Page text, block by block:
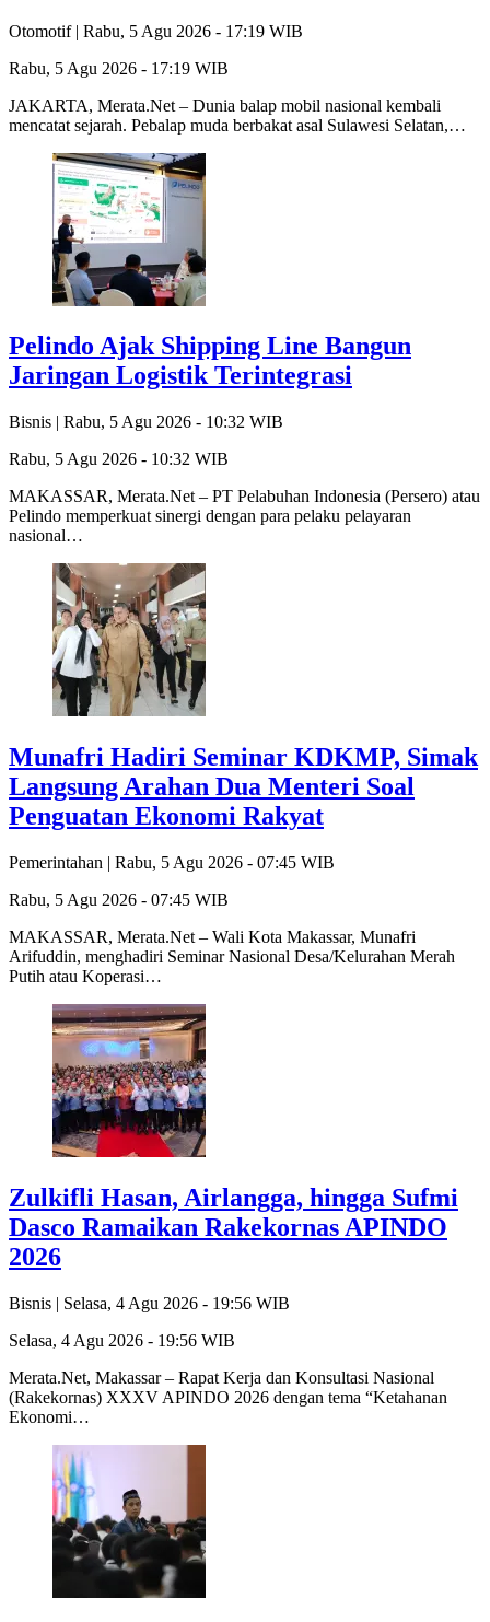
Otomotif | Rabu, 5 Agu 2026 - 17:19 WIB
Rabu, 5 Agu 2026 - 17:19 WIB
JAKARTA, Merata.Net – Dunia balap mobil nasional kembali
mencatat sejarah. Pebalap muda berbakat asal Sulawesi Selatan,…
Pelindo Ajak Shipping Line Bangun
Jaringan Logistik Terintegrasi
Bisnis | Rabu, 5 Agu 2026 - 10:32 WIB
Rabu, 5 Agu 2026 - 10:32 WIB
MAKASSAR, Merata.Net – PT Pelabuhan Indonesia (Persero) atau
Pelindo memperkuat sinergi dengan para pelaku pelayaran
nasional…
Munafri Hadiri Seminar KDKMP, Simak
Langsung Arahan Dua Menteri Soal
Penguatan Ekonomi Rakyat
Pemerintahan | Rabu, 5 Agu 2026 - 07:45 WIB
Rabu, 5 Agu 2026 - 07:45 WIB
MAKASSAR, Merata.Net – Wali Kota Makassar, Munafri
Arifuddin, menghadiri Seminar Nasional Desa/Kelurahan Merah
Putih atau Koperasi…
Zulkifli Hasan, Airlangga, hingga Sufmi
Dasco Ramaikan Rakekornas APINDO
2026
Bisnis | Selasa, 4 Agu 2026 - 19:56 WIB
Selasa, 4 Agu 2026 - 19:56 WIB
Merata.Net, Makassar – Rapat Kerja dan Konsultasi Nasional
(Rakekornas) XXXV APINDO 2026 dengan tema “Ketahanan
Ekonomi…